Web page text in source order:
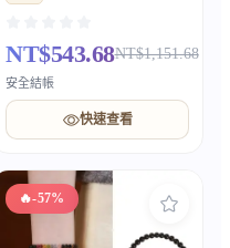
NT$543.68NT$1,151.68
安全結帳
快速查看
🔥-57%